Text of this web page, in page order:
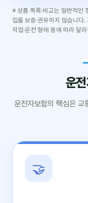
※ 상품 목록·비교는 일반적인
입을 보증·권유하지 않습니다.
직업·운전 형태 등에 따라 달
운
운전자보험의 핵심은 교
🤝